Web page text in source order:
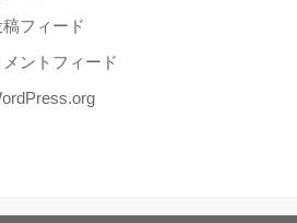
稿フィード
メントフィード